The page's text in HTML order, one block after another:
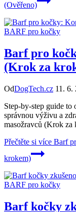
(Ověřeno)
BARF pro kočky
Barf pro
(Krok za
OdDogTech.cz 11. 6.
Step-by-step guide
správnou výživu a
masožravců (Krok za
Přečtěte si více Barf
krokem)
BARF pro kočky
Barf kočky